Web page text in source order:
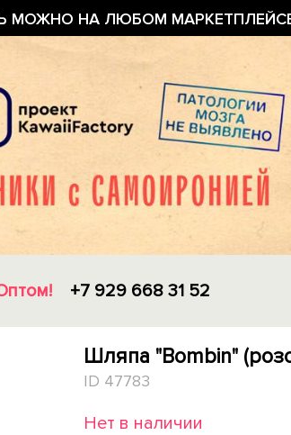
МОЖНО НА ЛЮБОМ
+7 929 668 31 52
Шляпа "Bombin"
ID 47783
Нет в наличии